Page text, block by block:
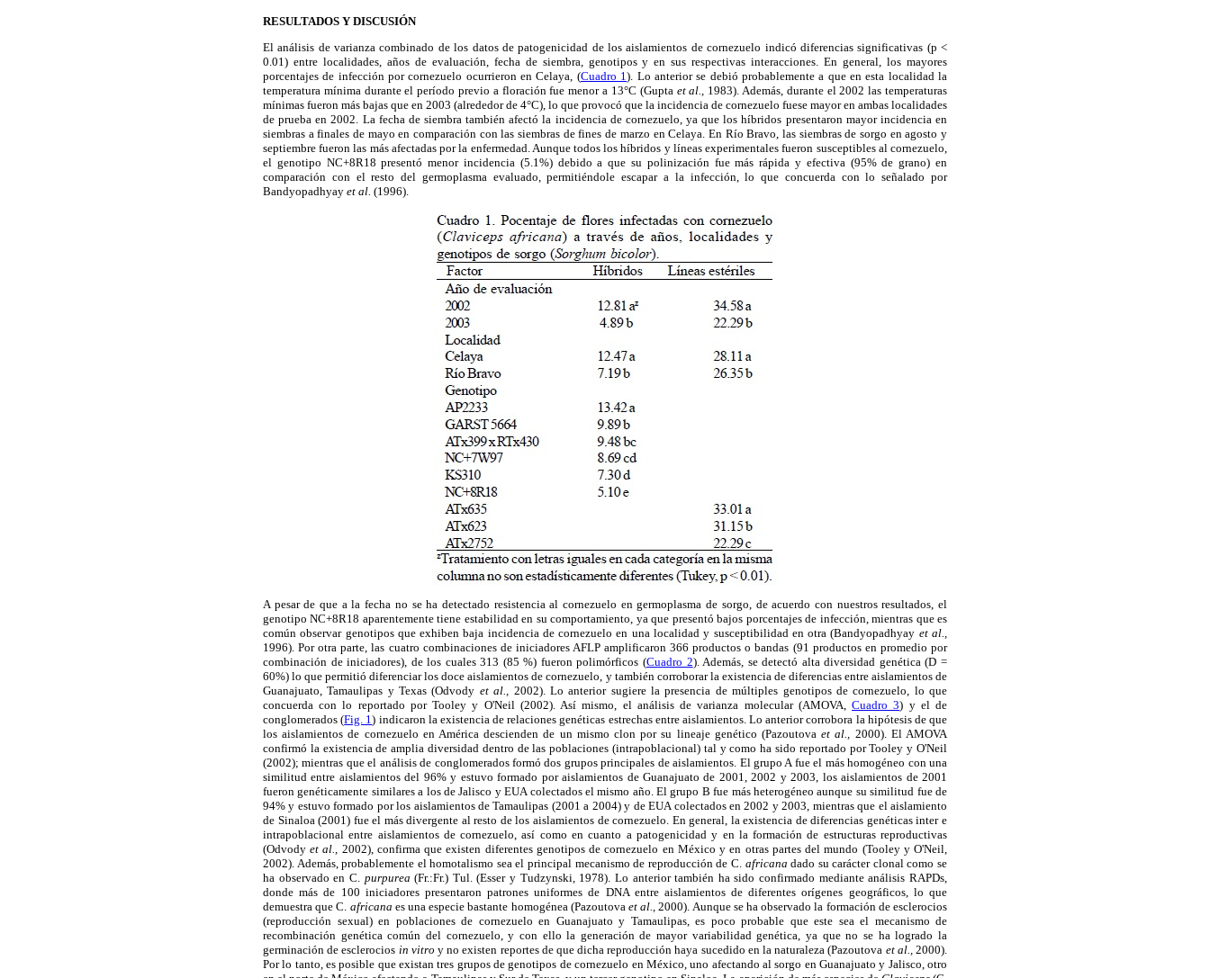
RESULTADOS Y DISCUSIÓN
El análisis de varianza combinado de los datos de patogenicidad de los aislamientos de cornezuelo indicó diferencias significativas (p <
0.01) entre localidades, años de evaluación, fecha de siembra, genotipos y en sus respectivas interacciones. En general, los mayores
porcentajes de infección por cornezuelo ocurrieron en Celaya, (Cuadro 1). Lo anterior se debió probablemente a que en esta localidad la
temperatura mínima durante el período previo a floración fue menor a 13°C (Gupta et al., 1983). Además, durante el 2002 las temperaturas
mínimas fueron más bajas que en 2003 (alrededor de 4°C), lo que provocó que la incidencia de cornezuelo fuese mayor en ambas localidades
de prueba en 2002. La fecha de siembra también afectó la incidencia de cornezuelo, ya que los híbridos presentaron mayor incidencia en
siembras a finales de mayo en comparación con las siembras de fines de marzo en Celaya. En Río Bravo, las siembras de sorgo en agosto y
septiembre fueron las más afectadas por la enfermedad. Aunque todos los híbridos y líneas experimentales fueron susceptibles al cornezuelo,
el genotipo NC+8R18 presentó menor incidencia (5.1%) debido a que su polinización fue más rápida y efectiva (95% de grano) en
comparación con el resto del germoplasma evaluado, permitiéndole escapar a la infección, lo que concuerda con lo señalado por
Bandyopadhyay et al. (1996).
A pesar de que a la fecha no se ha detectado resistencia al cornezuelo en germoplasma de sorgo, de acuerdo con nuestros resultados, el
genotipo NC+8R18 aparentemente tiene estabilidad en su comportamiento, ya que presentó bajos porcentajes de infección, mientras que es
común observar genotipos que exhiben baja incidencia de cornezuelo en una localidad y susceptibilidad en otra (Bandyopadhyay et al.,
1996). Por otra parte, las cuatro combinaciones de iniciadores AFLP amplificaron 366 productos o bandas (91 productos en promedio por
combinación de iniciadores), de los cuales 313 (85 %) fueron polimórficos (Cuadro 2). Además, se detectó alta diversidad genética (D =
60%) lo que permitió diferenciar los doce aislamientos de cornezuelo, y también corroborar la existencia de diferencias entre aislamientos de
Guanajuato, Tamaulipas y Texas (Odvody et al.,
2002). Lo anterior sugiere la presencia de múltiples genotipos de cornezuelo, lo que
concuerda con lo reportado por Tooley y O'Neil (2002). Así mismo, el análisis de varianza molecular (AMOVA,Cuadro 3) y el de
conglomerados (Fig. 1) indicaron la existencia de relaciones genéticas estrechas entre aislamientos. Lo anterior corrobora la hipótesis de que
los aislamientos de cornezuelo en América descienden de un mismo clon por su lineaje genético (Pazoutovaet al.,
2000). El AMOVA
confirmó la existencia de amplia diversidad dentro de las poblaciones (intrapoblacional) tal y como ha sido reportado por Tooley y O'Neil
(2002); mientras que el análisis de conglomerados formó dos grupos principales de aislamientos. El grupo A fue el más homogéneo con una
similitud entre aislamientos del 96% y estuvo formado por aislamientos de Guanajuato de 2001, 2002 y 2003, los aislamientos de 2001
fueron genéticamente similares a los de Jalisco y EUA colectados el mismo año. El grupo B fue más heterogéneo aunque su similitud fue de
94% y estuvo formado por los aislamientos de Tamaulipas (2001 a 2004) y de EUA colectados en 2002 y 2003, mientras que el aislamiento
de Sinaloa (2001) fue el más divergente al resto de los aislamientos de cornezuelo. En general, la existencia de diferencias genéticas inter e
intrapoblacional entre aislamientos de cornezuelo, así como en cuanto a patogenicidad y en la formación de estructuras reproductivas
(Odvodyet al.,
2002), confirma que existen diferentes genotipos de cornezuelo en México y en otras partes del mundo (Tooley y O'Neil,
2002). Además, probablemente el homotalismo sea el principal mecanismo de reproducción de C. africana dado su carácter clonal como se
ha observado en C. purpurea (Fr.:Fr.) Tul. (Esser y Tudzynski, 1978). Lo anterior también ha sido confirmado mediante análisis RAPDs,
donde más de 100 iniciadores presentaron patrones uniformes de DNA entre aislamientos de diferentes orígenes geográficos, lo que
demuestra que C. africana es una especie bastante homogénea (Pazoutovaet al., 2000). Aunque se ha observado la formación de esclerocios
(reproducción sexual) en poblaciones de cornezuelo en Guanajuato y Tamaulipas, es poco probable que este sea el mecanismo de
recombinación genética común del cornezuelo, y con ello la generación de mayor variabilidad genética, ya que no se ha logrado la
germinación de esclerocios in vitro y no existen reportes de que dicha reproducción haya sucedido en la naturaleza (Pazoutova et al., 2000).
Por lo tanto, es posible que existan tres grupos de genotipos de cornezuelo en México, uno afectando al sorgo en Guanajuato y Jalisco, otro